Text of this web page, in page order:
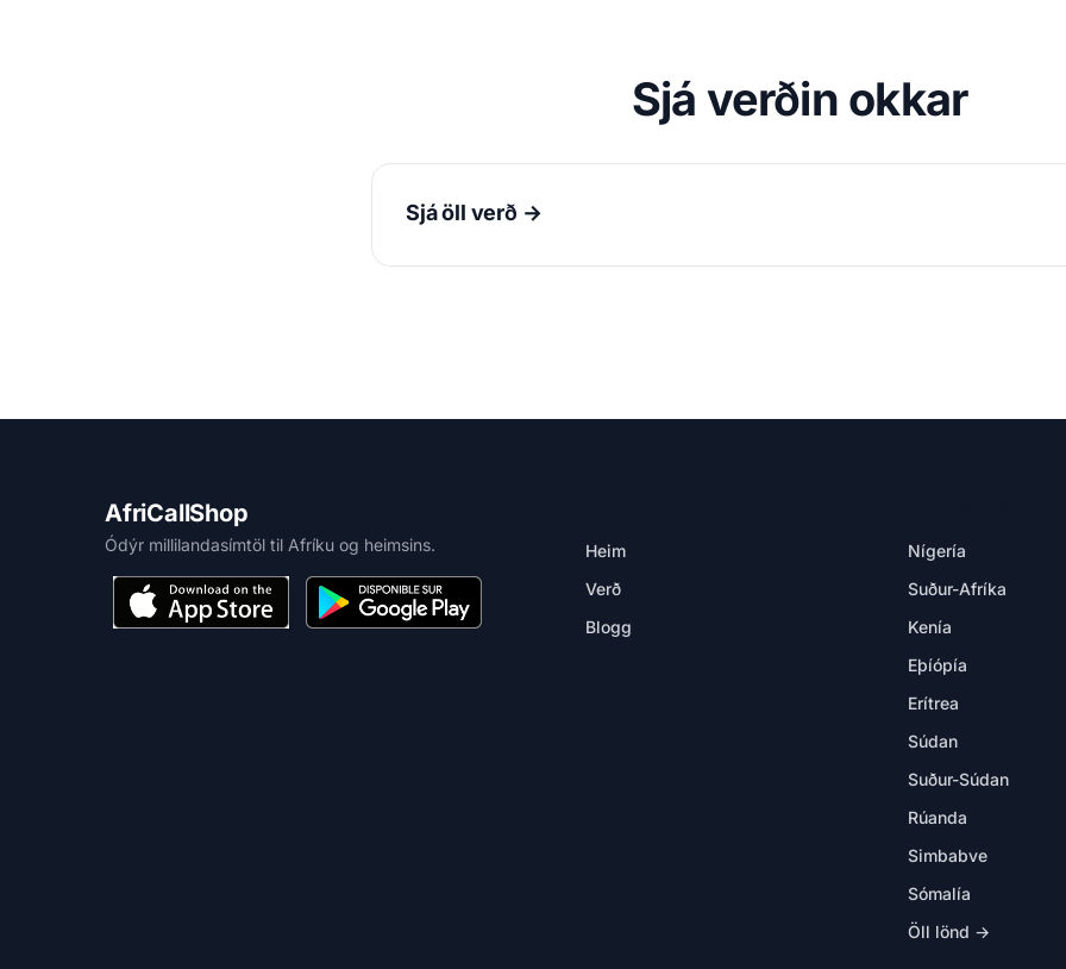
Sjá verðin okkar
Sjá öll verð →
AfriCallShop
Ódýr millilandasímtöl til Afríku og heimsins.
Heim
Verð
Blogg
Nígería
Suður-Afríka
Kenía
Eþíópía
Erítrea
Súdan
Suður-Súdan
Rúanda
Simbabve
Sómalía
Öll lönd →